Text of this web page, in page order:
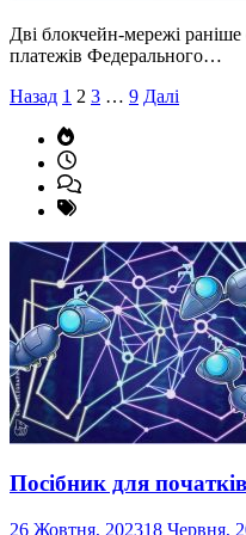
Дві блокчейн-мережі
платежів Федерального…
Пагінація
записів
Назад 1 2 3 … 9 Далі
Посібник для
26 Жовтня, 202318 Червня,